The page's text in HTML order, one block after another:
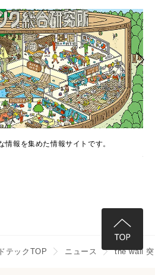
情報を集めた情報サイトです。
テックTOP ニュース the wall 突